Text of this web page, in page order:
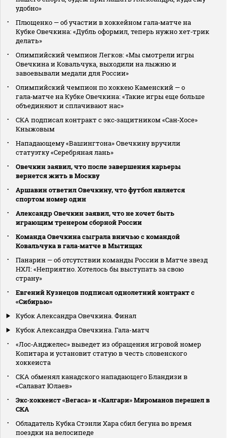
удобно»
Плющенко — об участии в хоккейном гала‑матче на
Кубке Овечкина: «Дубль оформил, теперь нужно хет‑трик
делать»
Олимпийский чемпион Легков: «Мы смотрели игры
Овечкина и Ковальчука, выходили на лыжню и
завоевывали медали для России»
Олимпийский чемпион по хоккею Каменский — о
гала‑матче на Кубке Овечкина: «Такие игры еще больше
объединяют и сплачивают нас»
СКА подписал контракт с экс‑защитником «Сан‑Хосе»
Кныжовым
Нападающему «Вашингтона» Овечкину вручили
статуэтку «Серебряная лань»
Овечкин заявил, что после завершения карьеры
вернется жить в Москву
Аршавин ответил Овечкину, что футбол является
спортом номер один
Александр Овечкин заявил, что не хочет быть
играющим тренером сборной России
Команда Овечкина сыграла вничью с командой
Ковальчука в гала‑матче в Мытищах
Панарин — об отсутствии команды России в Матче звезд
НХЛ: «Неприятно. Хотелось бы выступать за свою
страну»
Евгений Кузнецов подписал однолетний контракт с
«Сибирью»
Кубок Александра Овечкина. Финал
Кубок Александра Овечкина. Гала-матч
«Лос‑Анджелес» выведет из обращения игровой номер
Копитара и установит статую в честь словенского
хоккеиста
СКА обменял канадского нападающего Бландизи в
«Салават Юлаев»
Экс‑хоккеист «Вегаса» и «Калгари» Мироманов перешел в
СКА
Обладатель Кубка Стэнли Хара сбил бегуна во время
поездки на велосипеде